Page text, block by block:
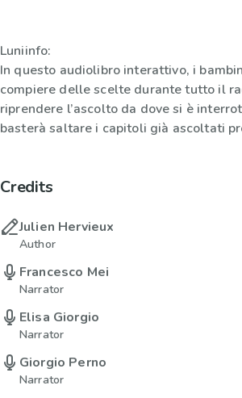
Luniinfo:
In questo audiolibro interattivo, i
compiere delle scelte durante tutto il
riprendere l’ascolto da dove si è
basterà saltare i capitoli già ascoltati
Credits
Julien Hervieux
Author
Francesco Mei
Narrator
Elisa Giorgio
Narrator
Giorgio Perno
Narrator